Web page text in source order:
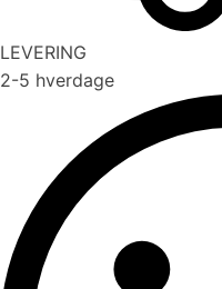
LEVERING
2-5 hverdage